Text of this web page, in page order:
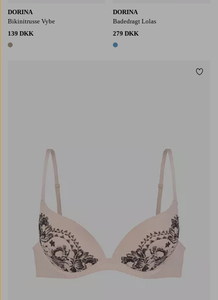
DORINA
Bikinitrusse Vybe
139 DKK
1 farve
DORINA
Badedragt Lolas
279 DKK
1 farve